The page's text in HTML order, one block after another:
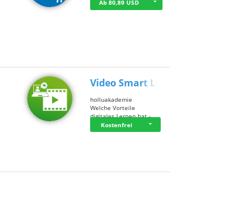
Ab 80,89 USD
Video Smart Lea…
holluakademie
Welche Vorteile
digitales Lernen hat - …
Kostenfrei